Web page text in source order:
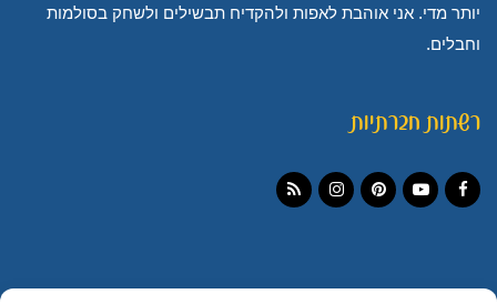
יותר מדי. אני אוהבת לאפות ולהקדיח תבשילים ולשחק בסולמות
וחבלים.
רשתות חברתיות